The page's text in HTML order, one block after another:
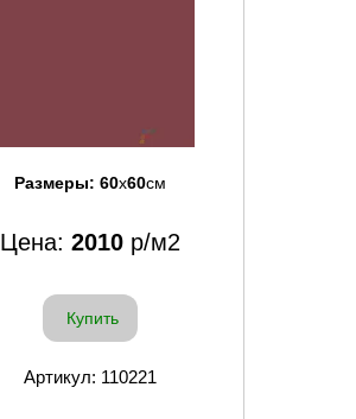
Размеры: 60x60см
Цена: 2010 р/м2
Купить
Артикул: 110221